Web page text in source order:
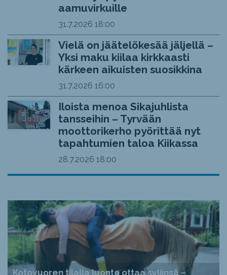
aamuvirkuille
31.7.2026 18:00
Vielä on jäätelökesää jäljellä –
Yksi maku kiilaa kirkkaasti
kärkeen aikuisten suosikkina
31.7.2026 16:00
Iloista menoa Sikajuhlista
tansseihin – Tyrvään
moottorikerho pyörittää nyt
tapahtumien taloa Kiikassa
28.7.2026 18:00
Kotovuoren tilalla luonto ottaa syliinsä –